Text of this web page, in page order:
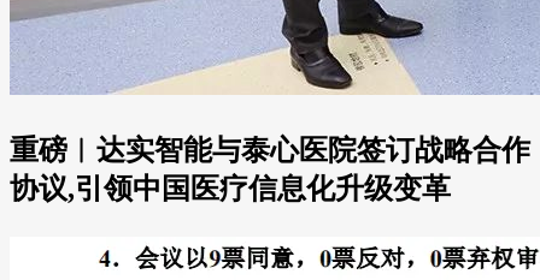
重磅︱达实智能与泰心医院签订战略合作
协议,引领中国医疗信息化升级变革